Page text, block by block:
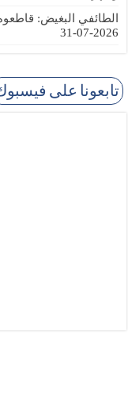
الطائفي البغيض:
2026-07-31
تابعونا على